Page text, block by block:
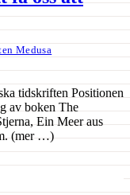
Medusa
tidskriften Positionen
av boken The
Ein Meer aus
(mer …)